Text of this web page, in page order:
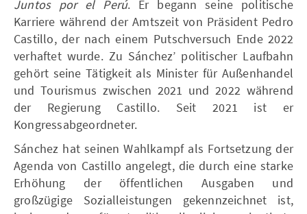
Juntos por el Perú. Er begann seine politische
Karriere während der Amtszeit von Präsident Pedro
Castillo, der nach einem Putschversuch Ende 2022
verhaftet wurde. Zu Sánchez’ politischer Laufbahn
gehört seine Tätigkeit als Minister für Außenhandel
und Tourismus zwischen 2021 und 2022 während
der Regierung Castillo. Seit 2021 ist er
Kongressabgeordneter.
Sánchez hat seinen Wahlkampf als Fortsetzung der
Agenda von Castillo angelegt, die durch eine starke
Erhöhung der öffentlichen Ausgaben und
großzügige Sozialleistungen gekennzeichnet ist,